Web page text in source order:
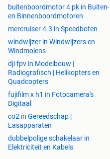
buitenboordmotor 4 pk in Buiten-
en Binnenboordmotoren
mercruiser 4.3 in Speedboten
windwijzer in Windwijzers en
Windmolens
dji fpv in Modelbouw |
Radiografisch | Helikopters en
Quadcopters
fujifilm x h1 in Fotocamera's
Digitaal
co2 in Gereedschap |
Lasapparaten
dubbelpolige schakelaar in
Elektriciteit en Kabels